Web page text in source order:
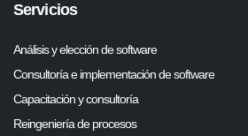
Servicios
Análisis y elección de software
Consultoría e implementación de software
Capacitación y consultoría
Reingeniería de procesos